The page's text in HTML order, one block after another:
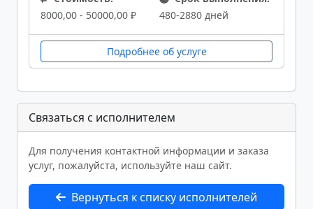
8000,00 - 50000,00 ₽
480-2880 дней
Подробнее об услуге
Связаться с исполнителем
Для получения контактной информации и заказа
услуг, пожалуйста, используйте наш сайт.
Вернуться к списку исполнителей